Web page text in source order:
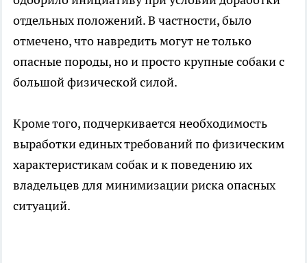
отдельных положений. В частности, было
отмечено, что навредить могут не только
опасные породы, но и просто крупные собаки с
большой физической силой.
Кроме того, подчеркивается необходимость
выработки единых требований по физическим
характеристикам собак и к поведению их
владельцев для минимизации риска опасных
ситуаций.